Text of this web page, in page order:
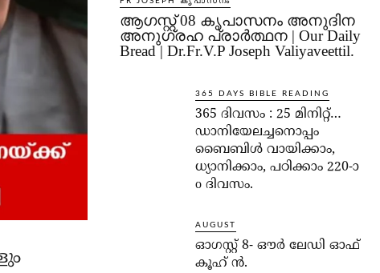
ആഗസ്റ്റ് 08 കൃപാസനം അനുദിന
അനുഗ്രഹ പ്രാർത്ഥന | Our Daily
Bread | Dr.Fr.V.P Joseph Valiyaveettil.
365 DAYS BIBLE READING
365 ദിവസം : 25 മിനിറ്റ്…
ഡാനിയേലച്ചനൊപ്പം
ബൈബിൾ വായിക്കാം,
ധ്യാനിക്കാം, പഠിക്കാം 220-ാ
o ദിവസം.
AUGUST
ഓഗസ്റ്റ് 8- ഔര്‍ ലേഡി ഓഫ്
കൂഹ് ന്‍.